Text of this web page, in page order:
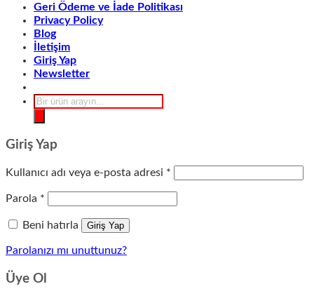
Geri Ödeme ve İade Politikası
Privacy Policy
Blog
İletişim
Giriş Yap
Newsletter
Products
search
Giriş Yap
Kullanıcı adı veya e-posta adresi *
Parola *
Beni hatırla Giriş Yap
Parolanızı mı unuttunuz?
Üye Ol